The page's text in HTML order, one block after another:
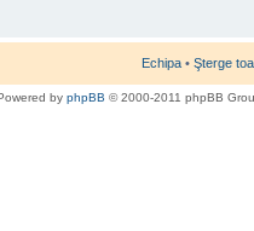
Echipa • Şterge
by phpBB © 2000-2011 phpBB